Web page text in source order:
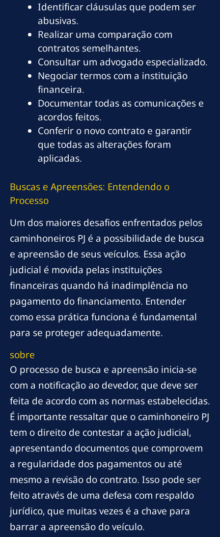
Identificar cláusulas que podem ser
abusivas.
Realizar uma comparação com
contratos semelhantes.
Consultar um advogado especializado.
Negociar termos com a instituição
financeira.
Documentar todas as comunicações e
acordos feitos.
Conferir o novo contrato e garantir
que todas as alterações foram
aplicadas.
Buscas e Apreensões: Entendendo o
Processo
Um dos maiores desafios enfrentados pelos
caminhoneiros PJ é a possibilidade de busca
e apreensão de seus veículos. Essa ação
judicial é movida pelas instituições
financeiras quando há inadimplência no
pagamento do financiamento. Entender
como essa prática funciona é fundamental
para se proteger adequadamente.
sobre
O processo de busca e apreensão inicia-se
com a notificação ao devedor, que deve ser
feita de acordo com as normas estabelecidas.
É importante ressaltar que o caminhoneiro PJ
tem o direito de contestar a ação judicial,
apresentando documentos que comprovem
a regularidade dos pagamentos ou até
mesmo a revisão do contrato. Isso pode ser
feito através de uma defesa com respaldo
jurídico, que muitas vezes é a chave para
barrar a apreensão do veículo.